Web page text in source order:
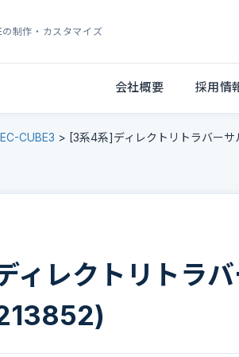
の制作・カスタマイズ
会社概要 採用情
EC-CUBE3 > [3系4系]ディレクトリトラバー
ィレクトリトラ